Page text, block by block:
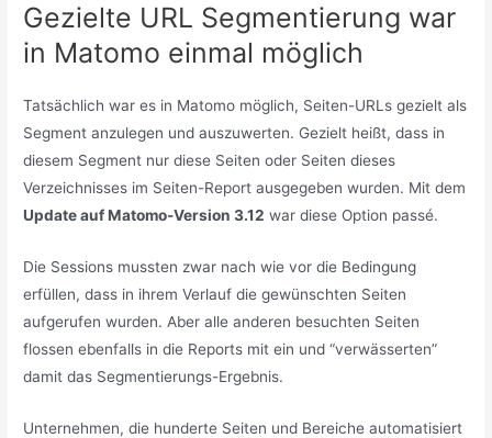
Gezielte URL Segmentierung war
in Matomo einmal möglich
Tatsächlich war es in Matomo möglich, Seiten-URLs gezielt als
Segment anzulegen und auszuwerten. Gezielt heißt, dass in
diesem Segment nur diese Seiten oder Seiten dieses
Verzeichnisses im Seiten-Report ausgegeben wurden. Mit dem
Update auf Matomo-Version 3.12 war diese Option passé.
Die Sessions mussten zwar nach wie vor die Bedingung
erfüllen, dass in ihrem Verlauf die gewünschten Seiten
aufgerufen wurden. Aber alle anderen besuchten Seiten
flossen ebenfalls in die Reports mit ein und “verwässerten”
damit das Segmentierungs-Ergebnis.
Unternehmen, die hunderte Seiten und Bereiche automatisiert